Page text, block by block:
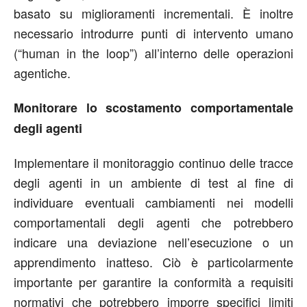
basato su miglioramenti incrementali. È inoltre
necessario introdurre punti di intervento umano
(“human in the loop”) all’interno delle operazioni
agentiche.
Monitorare lo scostamento comportamentale
degli agenti
Implementare il monitoraggio continuo delle tracce
degli agenti in un ambiente di test al fine di
individuare eventuali cambiamenti nei modelli
comportamentali degli agenti che potrebbero
indicare una deviazione nell’esecuzione o un
apprendimento inatteso. Ciò è particolarmente
importante per garantire la conformità a requisiti
normativi che potrebbero imporre specifici limiti